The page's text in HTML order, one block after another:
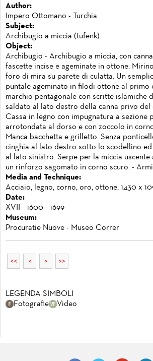
Author:
Impero Ottomano - Turchia
Subject:
Archibugio a miccia (tufenk)
Object:
Archibugio - Archibugio a miccia, con
fascette incise e ageminate in ottone.
foro di mira su parete di culatta. Un
puntale ageminato in filodi ottone al primo
marchio pentagonale con scritte islamiche
saldato al lato destro della canna privo del
Cassa in legno con impugnatura a sezione
arrotondata al dorso e con zoccolo in
Manca bacchetta e grilletto. Senza
cinghia al lato destro sotto lo scodellino
al lato sinistro. Serpe per la miccia
un rinforzo sagomato in corno scuro. -
Media and Technique:
Acciaio, legno, corno, oro, ottone, 1430 x
Date:
XVII - 1600 - 1699
Museum:
Procuratie Nuove - Museo Correr
<< < > >>
LEGENDA SIMBOLI
Fotografie
Video